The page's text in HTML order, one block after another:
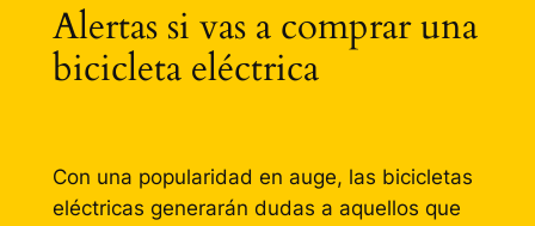
Alertas si vas a comprar una
bicicleta eléctrica
Con una popularidad en auge, las bicicletas
eléctricas generarán dudas a aquellos que